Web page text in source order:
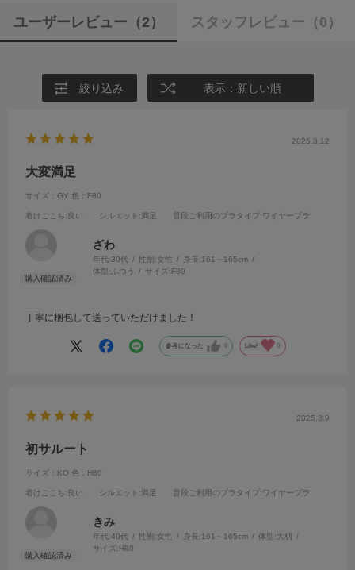
ユーザーレビュー （2） スタッフレビュー （0）
絞り込み 表示：新しい順
2025.3.12
大変満足
サイズ：GY 色：F80
着けごこち:良い シルエット :満足 普段ご利用のブラタイプ :ワイヤーブラ
ざわ
年代:30代 性別:女性 身長:161～165cm
体型: ふつう サイズ:F80
丁寧に梱包して送っていただけました！
参考になった 0 Like! 0
2025.3.9
初サルート
サイズ：KO 色：H80
着けごこち:良い シルエット :満足 普段ご利用のブラタイプ :ワイヤーブラ
きみ
年代:40代 性別:女性 身長:161～165cm 体型:大柄
サイズ:H80